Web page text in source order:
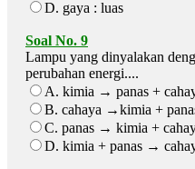
D. gaya : luas
Soal No. 9
Lampu yang dinyalakan
perubahan energi....
A. kimia → panas +
B. cahaya →kimia +
C. panas → kimia +
D. kimia + panas →